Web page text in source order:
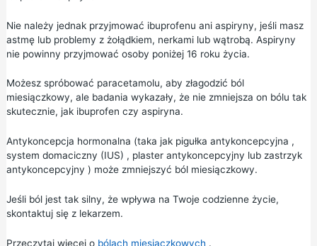
Nie należy jednak przyjmować ibuprofenu ani aspiryny, jeśli masz
astmę lub problemy z żołądkiem, nerkami lub wątrobą. Aspiryny
nie powinny przyjmować osoby poniżej 16 roku życia.
Możesz spróbować paracetamolu, aby złagodzić ból
miesiączkowy, ale badania wykazały, że nie zmniejsza on bólu tak
skutecznie, jak ibuprofen czy aspiryna.
Antykoncepcja hormonalna (taka jak pigułka antykoncepcyjna ,
system domaciczny (IUS) , plaster antykoncepcyjny lub zastrzyk
antykoncepcyjny ) może zmniejszyć ból miesiączkowy.
Jeśli ból jest tak silny, że wpływa na Twoje codzienne życie,
skontaktuj się z lekarzem.
Przeczytaj więcej o bólach miesiączkowych .